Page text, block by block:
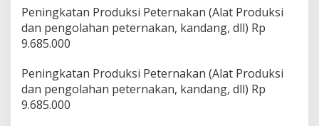
Peningkatan Produksi Peternakan (Alat Produksi
dan pengolahan peternakan, kandang, dll) Rp
9.685.000
Peningkatan Produksi Peternakan (Alat Produksi
dan pengolahan peternakan, kandang, dll) Rp
9.685.000